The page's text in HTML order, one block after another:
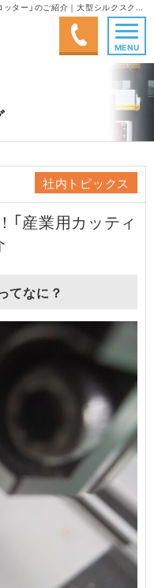
自由自在に形を切り出す！「産業用カッティングプロッター」のご紹介｜大型シルクスクリーン印刷、大型インクジェット出力、塗画(手書き)｜有限会社大蔵プロセス
MENU
社内トピックス
「産業用カッティ
てなに？